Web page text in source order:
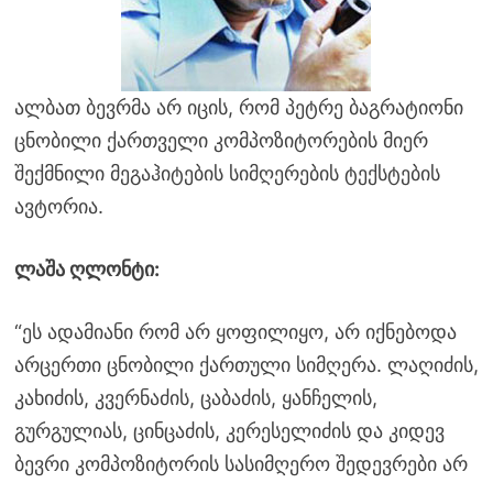
ალბათ ბევრმა არ იცის, რომ პეტრე ბაგრატიონი
ცნობილი ქართველი კომპოზიტორების მიერ
შექმნილი მეგაჰიტების სიმღერების ტექსტების
ავტორია.
ლაშა ღლონტი:
“ეს ადამიანი რომ არ ყოფილიყო, არ იქნებოდა
არცერთი ცნობილი ქართული სიმღერა. ლაღიძის,
კახიძის, კვერნაძის, ცაბაძის, ყანჩელის,
გურგულიას, ცინცაძის, კერესელიძის და კიდევ
ბევრი კომპოზიტორის სასიმღერო შედევრები არ